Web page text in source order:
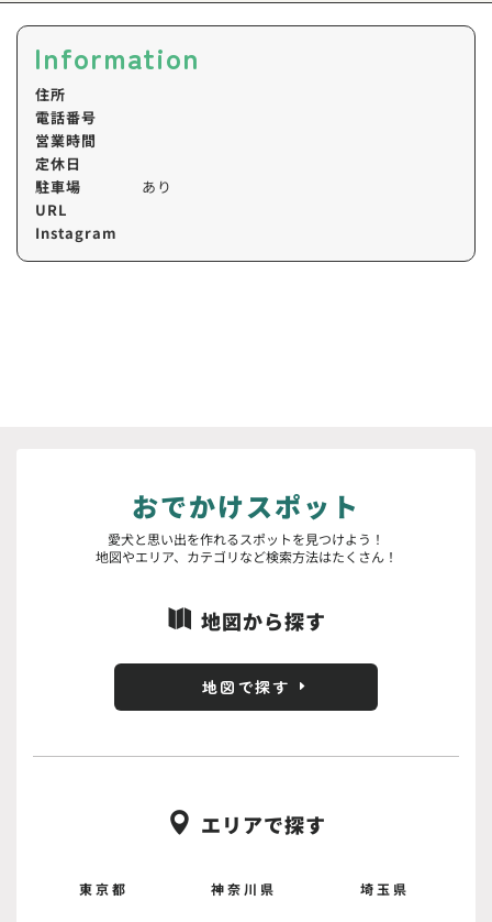
Information
住所
電話番号
営業時間
定休日
駐車場
あり
URL
Instagram
おでかけスポット
愛犬と思い出を作れるスポットを見つけよう！
地図やエリア、カテゴリなど検索方法はたくさん！
 地図から探す
地図で探す
 エリアで探す
東京都 神奈川県 埼玉県